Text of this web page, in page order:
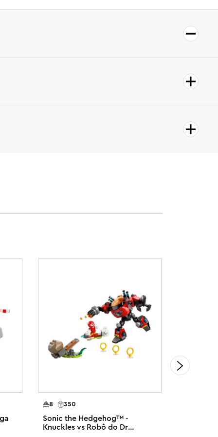
350
8
Sonic the Hedgehog™ -
Knuckles vs Robô do Dr